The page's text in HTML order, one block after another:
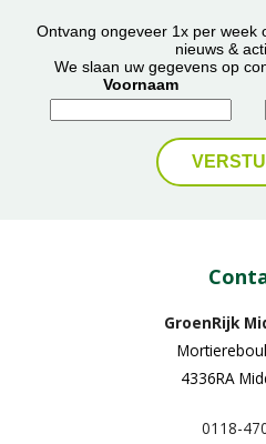
Ontvang ongeveer 1x per week
nieuws &
We slaan uw gegevens op
Voornaam
GroenRijk
4336RA
0118-